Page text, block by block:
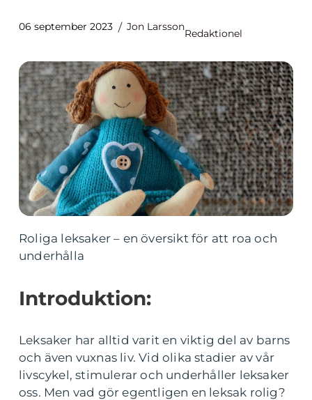
06 september 2023 Jon Larsson
Redaktionel
Roliga leksaker – en översikt för att roa och
underhålla
Introduktion:
Leksaker har alltid varit en viktig del av barns
och även vuxnas liv. Vid olika stadier av vår
livscykel, stimulerar och underhåller leksaker
oss. Men vad gör egentligen en leksak rolig?